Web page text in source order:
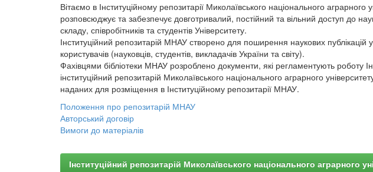
Вітаємо в Інституційному репозитарії Миколаївського національного аграрного
розповсюджує та забезпечує довготривалий, постійний та вільний доступ до
складу, співробітників та студентів Університету.
Інституційний репозитарій МНАУ створено для поширення наукових публікацій
користувачів (науковців, студентів, викладачів України та світу).
Фахівцями бібліотеки МНАУ розроблено документи, які регламентують роботу
інституційний репозитарій Миколаївського національного аграрного
наданих для розміщення в Інституційному репозитарії МНАУ.
Положення про репозитарій МНАУ
Авторський договір
Вимоги до матеріалів
Інституційний репозитарій Миколаївського національного аграрного